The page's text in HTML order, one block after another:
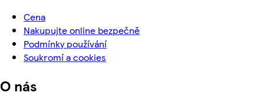
Cena
Nakupujte online bezpečně
Podmínky používání
Soukromí a cookies
O nás